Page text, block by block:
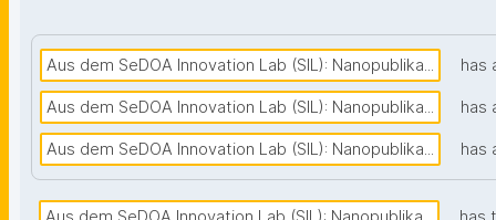
Aus dem SeDOA Innovation Lab (SIL): Nanopublika... has
Aus dem SeDOA Innovation Lab (SIL): Nanopublika... has
Aus dem SeDOA Innovation Lab (SIL): Nanopublika... has